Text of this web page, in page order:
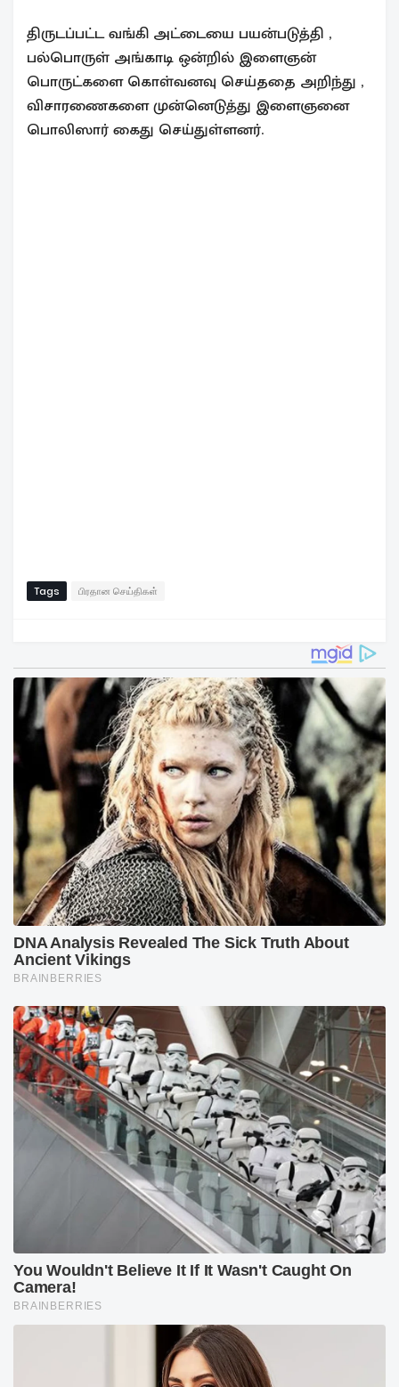
திருடப்பட்ட வங்கி அட்டையை பயன்படுத்தி ,
பல்பொருள் அங்காடி ஒன்றில் இளைஞன்
பொருட்களை கொள்வனவு செய்ததை அறிந்து ,
விசாரணைகளை முன்னெடுத்து இளைஞனை
பொலிஸார் கைது செய்துள்ளனர்.
Tags பிரதான செய்திகள்